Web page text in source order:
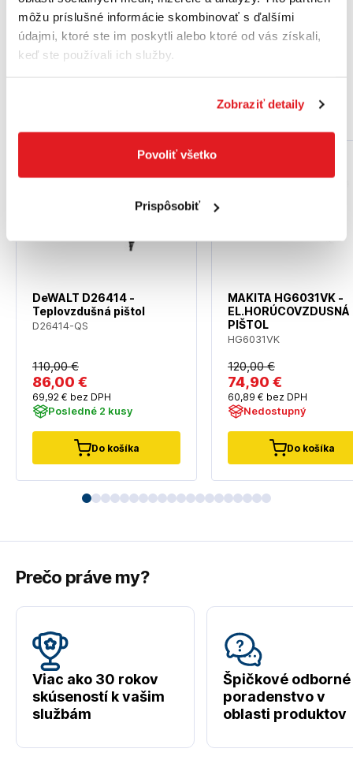
môžu príslušné informácie skombinovať s ďalšími
údajmi, ktoré ste im poskytli alebo ktoré od vás získali,
keď ste používali ich služby.
Zobraziť detaily
Povoliť všetko
Prispôsobiť
Informácia o hlucnosti a vibráciách
Hladina akustického tlaku 70 dB(A)
DeWALT D26414 -
Teplovzdušná pištol
D26414-QS
110,00 €
86,00 €
69,92 € bez DPH
Posledné 2 kusy
Do košíka
MAKITA HG6031VK -
EL.HORÚCOVZDUSNÁ
PIŠTOL
HG6031VK
120,00 €
74,90 €
60,89 € bez DPH
Nedostupný
Do košíka
Prečo práve my?
Viac ako 30 rokov
skúseností k vašim
službám
Špičkové odborné
poradenstvo v
oblasti produktov